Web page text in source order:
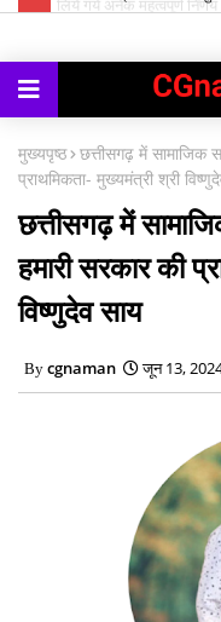
काउंसिलिंग प्रारंभ
मुख्यपृष्ठ छत्तीसगढ़ में सामाजिक
प्राथमिकता- मुख्यमंत्री श्री
छत्तीसगढ़ में
हमारी सरकार की
विष्णुदेव साय
cgnaman जून 13,